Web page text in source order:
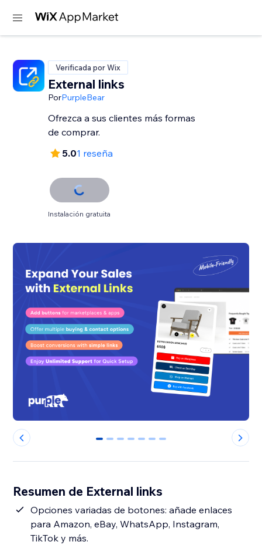
Verificada por Wix
External links
PorPurpleBear
Ofrezca a sus clientes más formas
de comprar.
5.01 reseña
Instalación gratuita
0 1 2 3 4 5 6
Resumen de External links
Opciones variadas de botones: añade enlaces
para Amazon, eBay, WhatsApp, Instagram,
TikTok y más.